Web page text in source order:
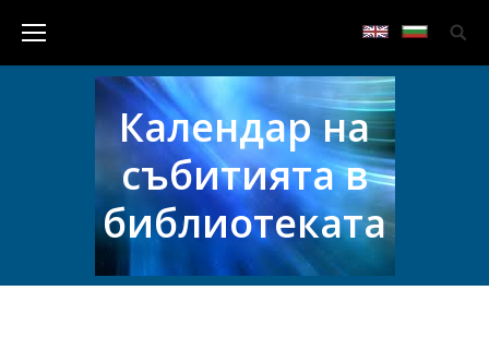
Календар на
събитията в
библиотеката